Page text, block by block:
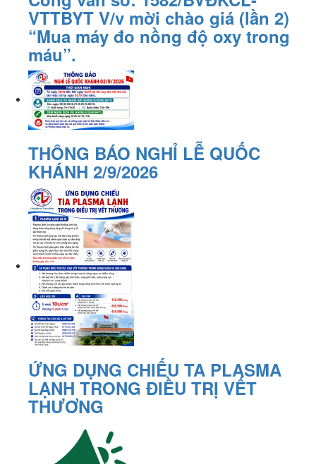
VTTBYT V/v mời chào giá (lần 2)
“Mua máy đo nồng độ oxy trong
máu”.
THÔNG BÁO NGHỈ LỄ QUỐC
KHÁNH 2/9/2026
ỨNG DỤNG CHIẾU TA PLASMA
LẠNH TRONG ĐIỀU TRỊ VẾT
THƯƠNG